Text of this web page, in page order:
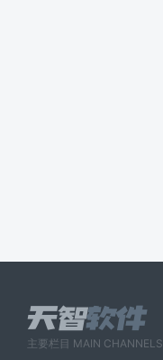
主要栏目 MAIN CHANNELS